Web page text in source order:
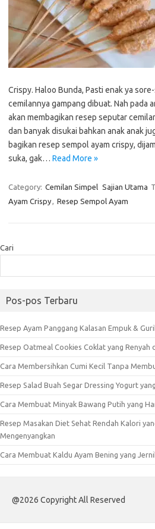
Crispy. Haloo Bunda, Pasti enak ya
cemilannya gampang dibuat. Nah pada
akan membagikan resep seputar
dan banyak disukai bahkan anak anak
bagikan resep sempol ayam crispy,
suka, gak… Read More »
Category: Cemilan Simpel Sajian Utama
Ayam Crispy, Resep Sempol Ayam
Cari
Pos-pos Terbaru
Resep Ayam Panggang Kalasan Empuk &
Resep Oatmeal Cookies Coklat yang Renyah
Cara Membersihkan Cumi Kecil Tanpa
Resep Salad Buah Segar Dressing Yogurt
Cara Membuat Minyak Bawang Putih yang
Resep Masakan Diet Sehat Rendah Kalori
Mengenyangkan
Cara Membuat Kaldu Ayam Bening yang
@2026 Copyright All Reserved